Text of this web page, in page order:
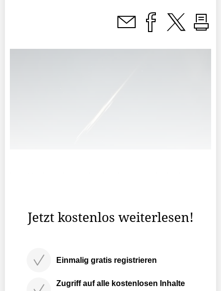
Jetzt kostenlos weiterlesen!
Einmalig gratis registrieren
Zugriff auf alle kostenlosen Inhalte